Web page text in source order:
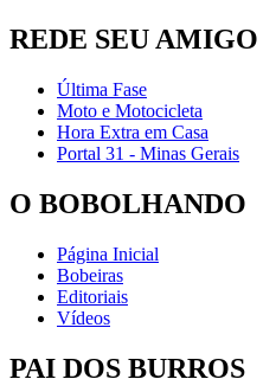
REDE SEU AMIGO
Última Fase
Moto e Motocicleta
Hora Extra em Casa
Portal 31 - Minas Gerais
O BOBOLHANDO
Página Inicial
Bobeiras
Editoriais
Vídeos
PAI DOS BURROS